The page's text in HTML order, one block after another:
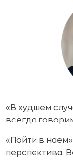
«В худшем
всегда
«Пойти в
перспектива.